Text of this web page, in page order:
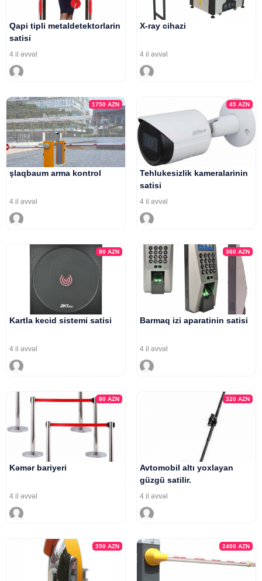
Qapi tipli metaldetektorlarin
satisi
4 il əvvəl
X-ray cihazi
4 il əvvəl
1750AZN
şlaqbaum arma kontrol
4 il əvvəl
45 AZN
Tehlukesizlik kameralarinin
satisi
4 il əvvəl
80AZN
Kartla kecid sistemi satisi
4 il əvvəl
360 AZN
Barmaq izi aparatinin satisi
4 il əvvəl
80AZN
Kəmər bariyeri
4 il əvvəl
320 AZN
Avtomobil altı yoxlayan
güzgü satilir.
4 il əvvəl
350AZN 2400 AZN